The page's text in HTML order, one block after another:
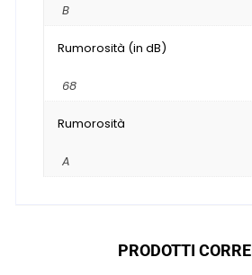
B
Rumorosità (in dB)
68
Rumorosità
A
PRODOTTI